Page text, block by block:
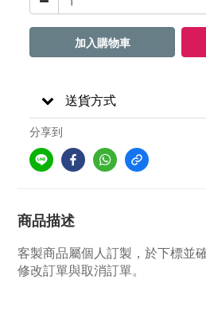
加入購物車
送貨方式
分享到
商品描述
客製商品屬個人訂製，於下標並
修改訂單與取消訂單。